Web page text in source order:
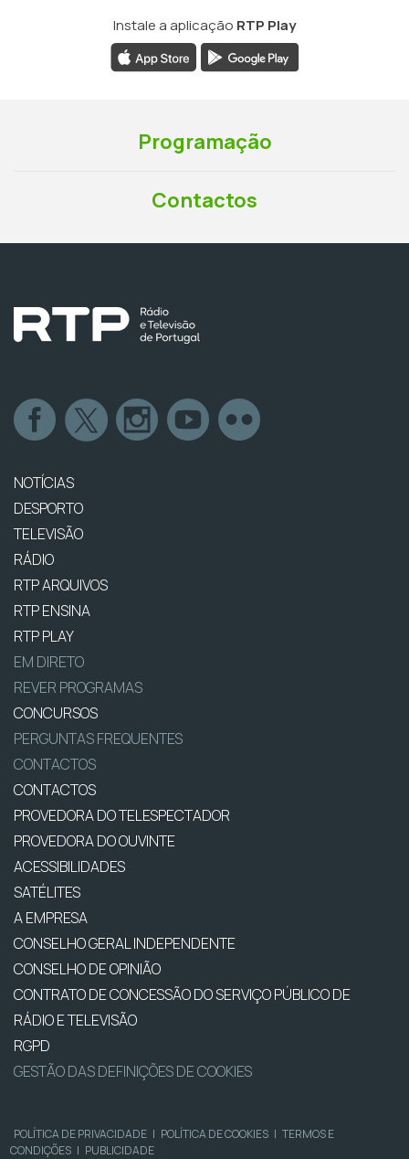
Instale a aplicação RTP Play
Programação
Contactos
NOTÍCIAS
DESPORTO
TELEVISÃO
RÁDIO
RTP ARQUIVOS
RTP ENSINA
RTP PLAY
EM DIRETO
REVER PROGRAMAS
CONCURSOS
PERGUNTAS FREQUENTES
CONTACTOS
CONTACTOS
PROVEDORA DO TELESPECTADOR
PROVEDORA DO OUVINTE
ACESSIBILIDADES
SATÉLITES
A EMPRESA
CONSELHO GERAL INDEPENDENTE
CONSELHO DE OPINIÃO
CONTRATO DE CONCESSÃO DO SERVIÇO PÚBLICO DE
RÁDIO E TELEVISÃO
RGPD
GESTÃO DAS DEFINIÇÕES DE COOKIES
POLÍTICA DE PRIVACIDADE | POLÍTICA DE COOKIES | TERMOS E
CONDIÇÕES | PUBLICIDADE